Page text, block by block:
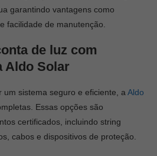
garantindo vantagens como
facilidade de manutenção.
de luz com
Aldo Solar
um sistema seguro e eficiente, a Aldo
Essas opções são
certificados, incluindo string
cabos e dispositivos de proteção.